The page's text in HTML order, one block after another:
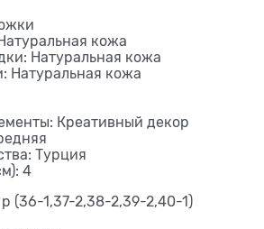
кожа
Натуральная кожа
Натуральная кожа
Креативный декор
Турция
4
(36-1,37-2,38-2,39-2,40-1)